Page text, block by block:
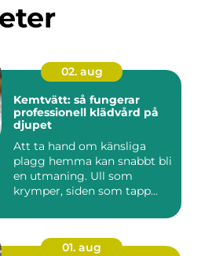
02. aug
Kemtvätt: så fungerar
professionell klädvård på
djupet
Att ta hand om känsliga
plagg hemma kan snabbt bli
en utmaning. Ull som
krymper, siden som tapp...
01. aug